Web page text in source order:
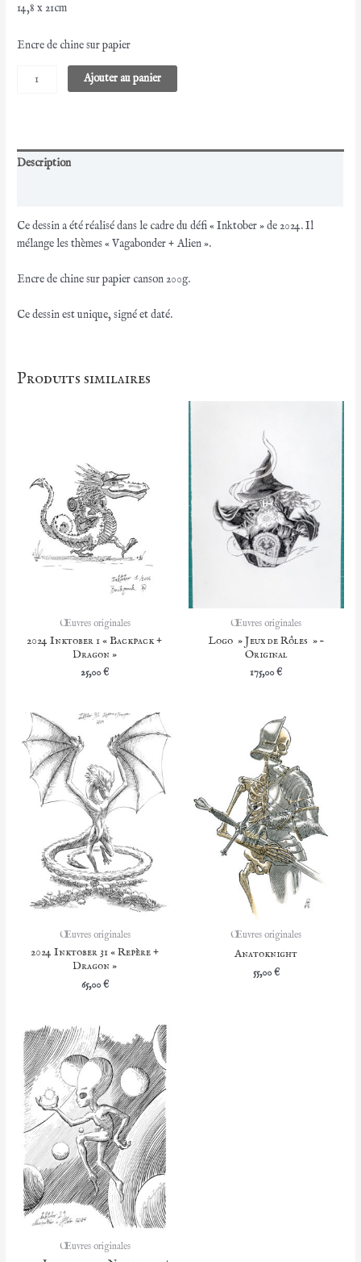
14,8 x 21cm
Encre de chine sur papier
quantité
"Vagabonder
Ajouter au panier
Description
Ce dessin a été réalisé dans le cadre du défi « Inktober » de 2024. Il
mélange les thèmes « Vagabonder + Alien ».
Encre de chine sur papier canson 200g.
Ce dessin est unique, signé et daté.
Produits similaires
Œuvres originales
2024 Inktober 1 « Backpack +
Dragon »
25,00€
Œuvres originales
Logo » Jeux de Rôles » –
Original
175,00€
Œuvres originales
2024 Inktober 31 « Repère +
Dragon »
65,00€
Œuvres originales
Anatoknight
55,00€
Œuvres originales